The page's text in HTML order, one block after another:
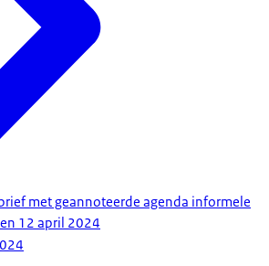
met geannoteerde agenda informele
12 april 2024